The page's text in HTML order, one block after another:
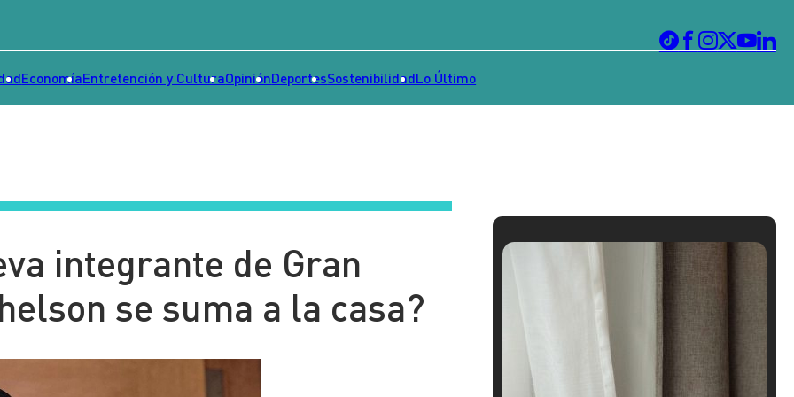
EconomíaEntretención y CulturaOpiniónDeportesSostenibilidadLo Último
integrante de Gran
se suma a la casa?